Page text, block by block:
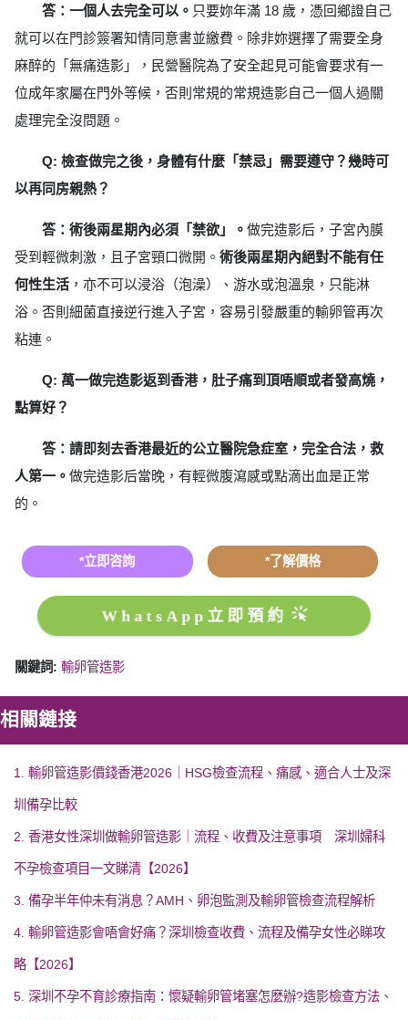
答：一個人去完全可以。 只要妳年滿 18 歲，憑回鄉證自己
就可以在門診簽署知情同意書並繳費。除非妳選擇了需要全身
麻醉的「無痛造影」，民營醫院為了安全起見可能會要求有一
位成年家屬在門外等候，否則常規的常規造影自己一個人過關
處理完全沒問題。
Q: 檢查做完之後，身體有什麼「禁忌」需要遵守？幾時可
以再同房親熱？
答：術後兩星期內必須「禁欲」。 做完造影后，子宮內膜
受到輕微刺激，且子宮頸口微開。 術後兩星期內絕對不能有任
何性生活 ，亦不可以浸浴（泡澡）、游水或泡溫泉，只能淋
浴。否則細菌直接逆行進入子宮，容易引發嚴重的輸卵管再次
粘連。
Q: 萬一做完造影返到香港，肚子痛到頂唔順或者發高燒，
點算好？
答：請即刻去香港最近的公立醫院急症室，完全合法，救
人第一。 做完造影后當晚，有輕微腹瀉感或點滴出血是正常
的。
*立即咨詢 *了解價格
WhatsApp立即預約
關鍵詞: 輸卵管造影
相關鏈接
1. 輸卵管造影價錢香港2026｜HSG檢查流程、痛感、適合人士及深
圳備孕比較
2. 香港女性深圳做輸卵管造影｜流程、收費及注意事項 深圳婦科
不孕檢查項目一文睇清【2026】
3. 備孕半年仲未有消息？AMH、卵泡監測及輸卵管檢查流程解析
4. 輸卵管造影會唔會好痛？深圳檢查收費、流程及備孕女性必睇攻
略【2026】
5. 深圳不孕不育診療指南：懷疑輸卵管堵塞怎麼辦?造影檢查方法、